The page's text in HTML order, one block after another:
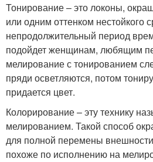
Тонирование – это локоны,
или одним оттенком нестойкого
непродолжительный период
подойдет женщинам, любящим
мелирование с тонированием
пряди осветляются, потом
придается цвет.
Колорирование – эту технику
мелированием. Такой способ
для полной перемены
похоже по исполнению на